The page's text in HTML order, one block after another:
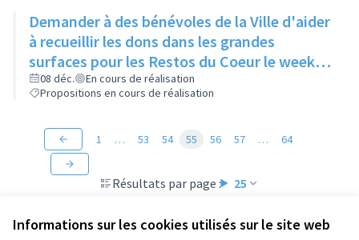
Informations sur les cookies utilisés sur le site web
Demander à des bénévoles de la Ville d'aider
à recueillir les dons dans les grandes
surfaces pour les Restos du Coeur le week-
end de la grande collecte afin d'augmenter
le nombre de points de collecte.
08 déc.
En cours de réalisation
Propositions en cours de réalisation
Résultats par page : 25
1 … 53 54 55 56 57 … 64